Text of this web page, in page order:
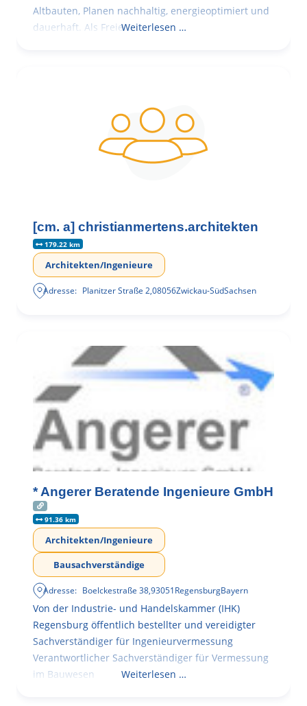
Altbauten, Planen nachhaltig, energieoptimiert und
dauerhaft. Als FreieWeiterlesen …
[cm. a] christianmertens.architekten
179.22 km
Architekten/Ingenieure
Adresse: Planitzer Straße 2,08056Zwickau-SüdSachsen
* Angerer Beratende Ingenieure GmbH
91.36 km
Architekten/Ingenieure
Bausachverständige
Adresse: Boelckestraße 38,93051RegensburgBayern
Von der Industrie- und Handelskammer (IHK)
Regensburg öffentlich bestellter und vereidigter
Sachverständiger für Ingenieurvermessung
Verantwortlicher Sachverständiger für Vermessung
im Bauwesen
Weiterlesen …